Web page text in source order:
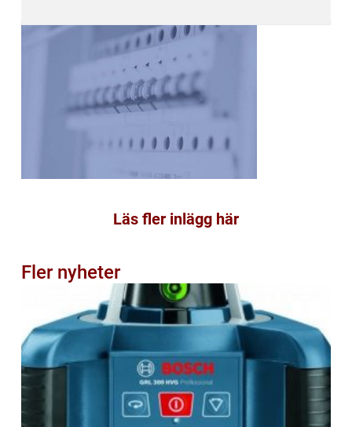
Läs fler inlägg här
Fler nyheter